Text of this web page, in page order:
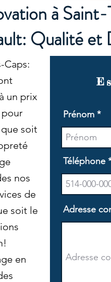
à
Qualité et
Caps:
un prix
pour
soit
nos
de
soit le
en
Prénom
Téléphone
Adresse